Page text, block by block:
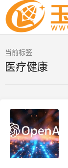
当前标签
医疗健康